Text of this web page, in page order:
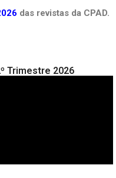
das revistas da CPAD.
Trimestre 2026